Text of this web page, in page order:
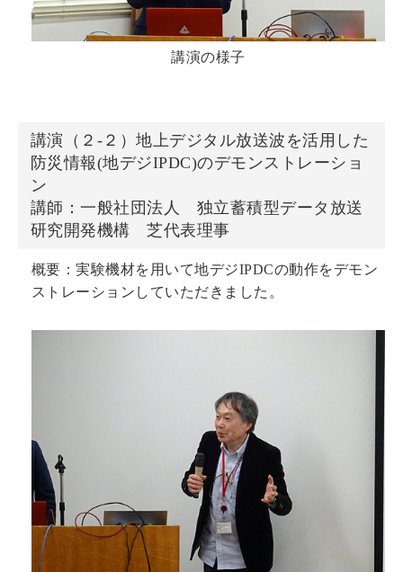
講演の様子
講演（２‐２）地上デジタル放送波を活用した
防災情報(地デジIPDC)のデモンストレーショ
ン
講師：一般社団法人 独立蓄積型データ放送
研究開発機構 芝代表理事
概要：実験機材を用いて地デジIPDCの動作をデモン
ストレーションしていただきました。